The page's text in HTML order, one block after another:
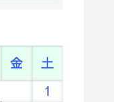
金
土
1